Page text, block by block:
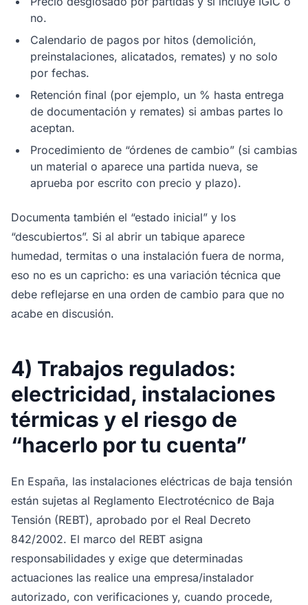
no.
Calendario de pagos por hitos (demolición,
preinstalaciones, alicatados, remates) y no solo
por fechas.
Retención final (por ejemplo, un % hasta entrega
de documentación y remates) si ambas partes lo
aceptan.
Procedimiento de “órdenes de cambio” (si cambias
un material o aparece una partida nueva, se
aprueba por escrito con precio y plazo).
Documenta también el “estado inicial” y los
“descubiertos”. Si al abrir un tabique aparece
humedad, termitas o una instalación fuera de norma,
eso no es un capricho: es una variación técnica que
debe reflejarse en una orden de cambio para que no
acabe en discusión.
4) Trabajos regulados:
electricidad, instalaciones
térmicas y el riesgo de
“hacerlo por tu cuenta”
En España, las instalaciones eléctricas de baja tensión
están sujetas al Reglamento Electrotécnico de Baja
Tensión (REBT), aprobado por el Real Decreto
842/2002. El marco del REBT asigna
responsabilidades y exige que determinadas
actuaciones las realice una empresa/instalador
autorizado, con verificaciones y, cuando procede,